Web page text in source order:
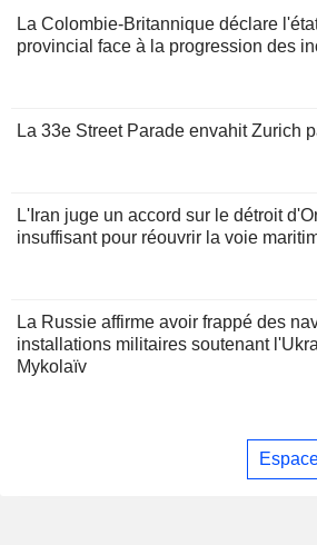
La Colombie-Britannique déclare
provincial face à la progression des
La 33e Street Parade envahit Zurich
L'Iran juge un accord sur le détroit
insuffisant pour réouvrir la voie
La Russie affirme avoir frappé des
installations militaires soutenant
Mykolaïv